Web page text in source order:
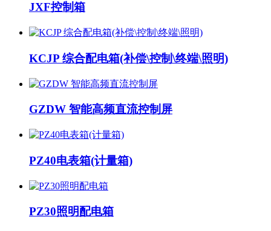
JXF控制箱
KCJP 综合配电箱(补偿\控制\终端\照明)
GZDW 智能高频直流控制屏
PZ40电表箱(计量箱)
PZ30照明配电箱